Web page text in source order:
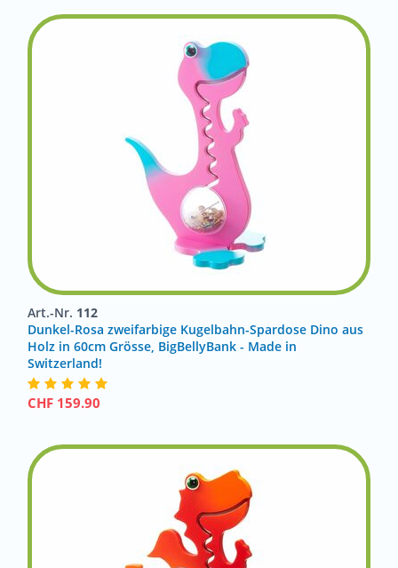
Art.-Nr. 112
Dunkel-Rosa zweifarbige Kugelbahn-Spardose Dino aus
Holz in 60cm Grösse, BigBellyBank - Made in
Switzerland!
CHF 159.90